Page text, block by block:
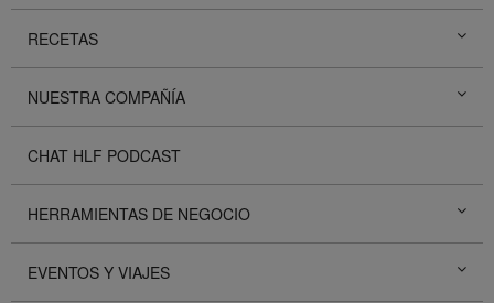
RECETAS
NUESTRA COMPAÑÍA
CHAT HLF PODCAST
HERRAMIENTAS DE NEGOCIO
EVENTOS Y VIAJES